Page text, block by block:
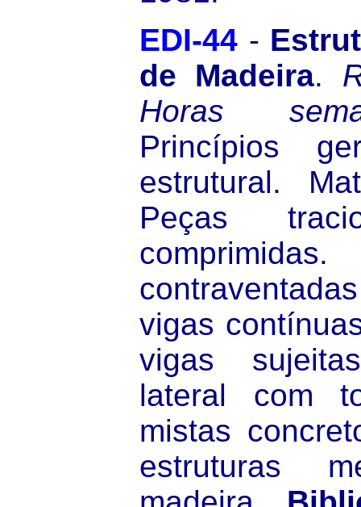
EDI-44 -
de Madeira.
Horas
Princípios
estrutural.
Peças
vigas
vigas
lateral com
mistas
estruturas